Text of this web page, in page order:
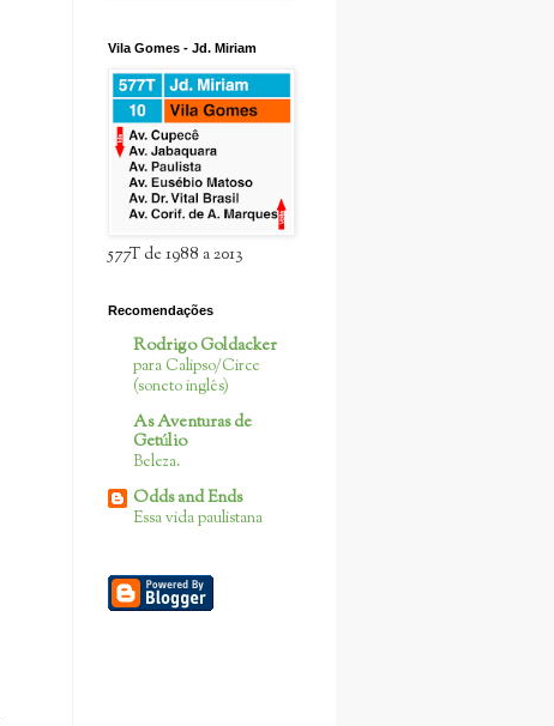
Vila Gomes - Jd. Miriam
577T de 1988 a 2013
Recomendações
Rodrigo Goldacker
para Calipso/Circe
(soneto inglês)
As Aventuras de
Getúlio
Beleza.
Odds and Ends
Essa vida paulistana